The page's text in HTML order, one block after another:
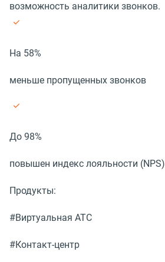
возможность аналитики звонков.
На 58%
меньше пропущенных звонков
До 98%
повышен индекс лояльности (NPS)
Продукты:
#Виртуальная АТС
#Контакт-центр